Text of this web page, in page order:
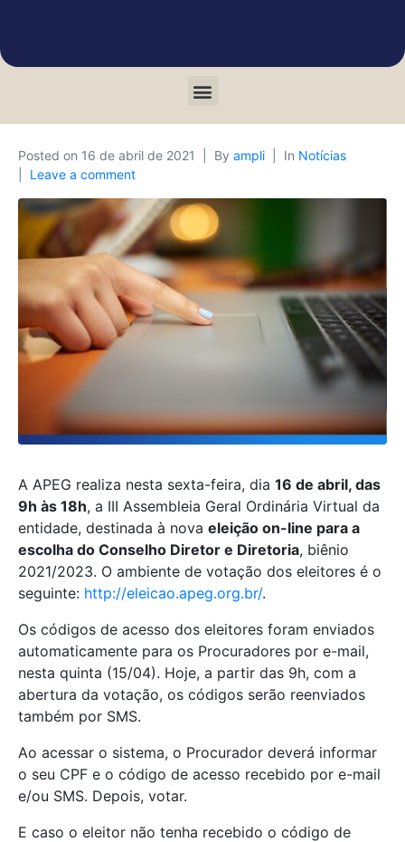
Posted on 16 de abril de 2021 By ampli In Notícias
Leave a comment
A APEG realiza nesta sexta-feira, dia 16 de abril, das
9h às 18h, a III Assembleia Geral Ordinária Virtual da
entidade, destinada à nova eleição on-line para a
escolha do Conselho Diretor e Diretoria, biênio
2021/2023. O ambiente de votação dos eleitores é o
seguinte: http://eleicao.apeg.org.br/.
Os códigos de acesso dos eleitores foram enviados
automaticamente para os Procuradores por e-mail,
nesta quinta (15/04). Hoje, a partir das 9h, com a
abertura da votação, os códigos serão reenviados
também por SMS.
Ao acessar o sistema, o Procurador deverá informar
o seu CPF e o código de acesso recebido por e-mail
e/ou SMS. Depois, votar.
E caso o eleitor não tenha recebido o código de